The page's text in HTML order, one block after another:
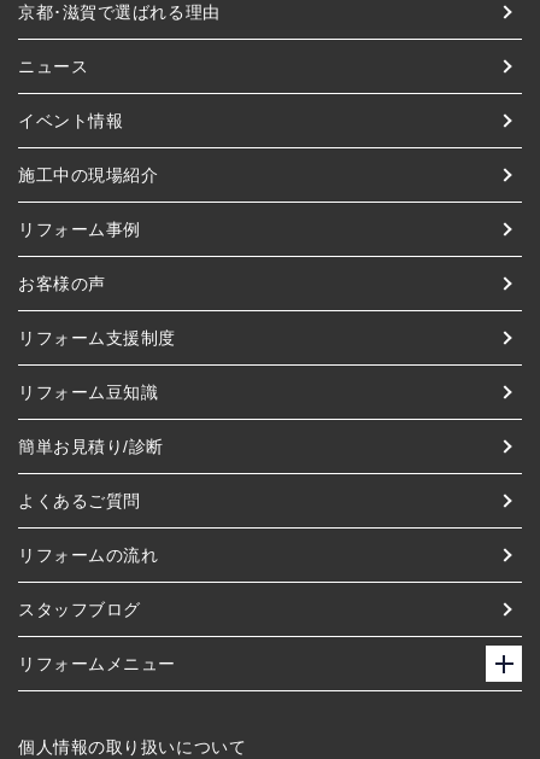
京都･滋賀で選ばれる理由
ニュース
イベント情報
施工中の現場紹介
リフォーム事例
お客様の声
リフォーム支援制度
リフォーム豆知識
簡単お見積り/診断
よくあるご質問
リフォームの流れ
スタッフブログ
リフォームメニュー
個人情報の取り扱いについて